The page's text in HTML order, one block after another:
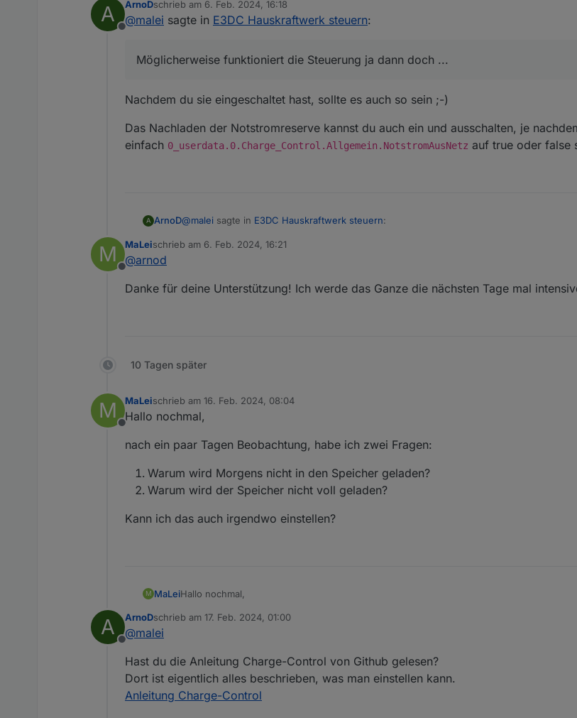
Im Übrigen hat das HKW irgendwann zwischen 2 und 3 in der Nacht begonnen, die
laden.
A
Offline
ArnoDschrieb am 6. Feb. 2024, 16:18
zuletzt editiert von
@malei sagte in E3DC Hauskraftwerk steuern:
Möglicherweise funktioniert die Steuerung ja dann doch ...
Nachdem du sie eingeschaltet hast, sollte es auch so sein ;-)
Das Nachladen der Notstromreserve kannst du auch ein und ausschalten, je
einfach 0_userdata.0.Charge_Control.Allgemein.NotstromAusNetz auf true oder false
A ArnoD@malei sagte in E3DC Hauskraftwerk steuern:
Nachdem du sie eingeschaltet hast, sollte es auch so sein ;-)
M
Offline
MaLeischrieb am 6. Feb. 2024, 16:21
zuletzt editiert von
@arnod
Danke für deine Unterstützung! Ich werde das Ganze die nächsten Tage mal
10 Tagen später
M
Offline
MaLeischrieb am 16. Feb. 2024, 08:04
zuletzt editiert von
Hallo nochmal,
nach ein paar Tagen Beobachtung, habe ich zwei Fragen:
Warum wird Morgens nicht in den Speicher geladen?
Warum wird der Speicher nicht voll geladen?
Kann ich das auch irgendwo einstellen?
M MaLeiHallo nochmal,
nach ein paar Tagen Beobachtung, habe ich zwei Fragen:
Warum wird der Speicher nicht voll geladen?
Kann ich das auch irgendwo einstellen?
A
Offline
ArnoDschrieb am 17. Feb. 2024, 01:00
zuletzt editiert von
@malei
Hast du die Anleitung Charge-Control von Github gelesen?
Dort ist eigentlich alles beschrieben, was man einstellen kann.
Anleitung Charge-Control